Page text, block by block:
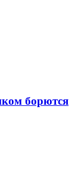
борются